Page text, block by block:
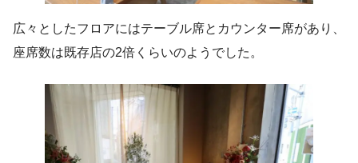
広々としたフロアにはテーブル席とカウンター席があり、
座席数は既存店の2倍くらいのようでした。